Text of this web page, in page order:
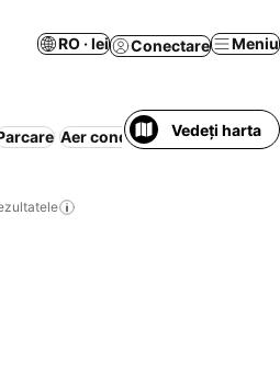
RO · lei Conectare Meniu
Aer condiționat Wi-Fi Nu
Vedeți harta